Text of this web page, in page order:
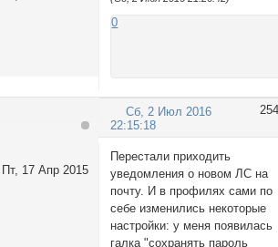
0
254
Сб, 2 Июл 2016
22:15:18
17 Апр 2015
Перестали приходить
уведомления о новом ЛС на
почту. И в профилях сами по
себе изменились некоторые
настройки: у меня появилась
галка "сохранять пароль